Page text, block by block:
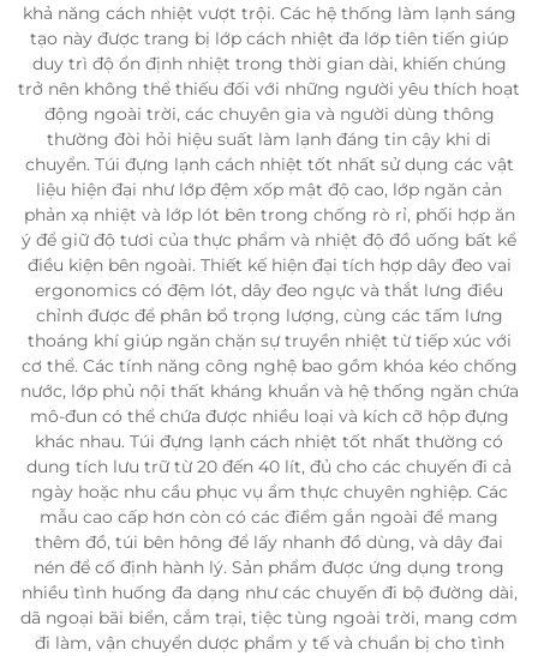
khả năng cách nhiệt vượt trội. Các hệ thống làm lạnh sáng
tạo này được trang bị lớp cách nhiệt đa lớp tiên tiến giúp
duy trì độ ổn định nhiệt trong thời gian dài, khiến chúng
trở nên không thể thiếu đối với những người yêu thích hoạt
động ngoài trời, các chuyên gia và người dùng thông
thường đòi hỏi hiệu suất làm lạnh đáng tin cậy khi di
chuyển. Túi đựng lạnh cách nhiệt tốt nhất sử dụng các vật
liệu hiện đại như lớp đệm xốp mật độ cao, lớp ngăn cản
phản xạ nhiệt và lớp lót bên trong chống rò rỉ, phối hợp ăn
ý để giữ độ tươi của thực phẩm và nhiệt độ đồ uống bất kể
điều kiện bên ngoài. Thiết kế hiện đại tích hợp dây đeo vai
ergonomics có đệm lót, dây đeo ngực và thắt lưng điều
chỉnh được để phân bổ trọng lượng, cùng các tấm lưng
thoáng khí giúp ngăn chặn sự truyền nhiệt từ tiếp xúc với
cơ thể. Các tính năng công nghệ bao gồm khóa kéo chống
nước, lớp phủ nội thất kháng khuẩn và hệ thống ngăn chứa
mô-đun có thể chứa được nhiều loại và kích cỡ hộp đựng
khác nhau. Túi đựng lạnh cách nhiệt tốt nhất thường có
dung tích lưu trữ từ 20 đến 40 lít, đủ cho các chuyến đi cả
ngày hoặc nhu cầu phục vụ ẩm thực chuyên nghiệp. Các
mẫu cao cấp hơn còn có các điểm gắn ngoài để mang
thêm đồ, túi bên hông để lấy nhanh đồ dùng, và dây đai
nén để cố định hành lý. Sản phẩm được ứng dụng trong
nhiều tình huống đa dạng như các chuyến đi bộ đường dài,
dã ngoại bãi biển, cắm trại, tiệc tùng ngoài trời, mang cơm
đi làm, vận chuyển dược phẩm y tế và chuẩn bị cho tình